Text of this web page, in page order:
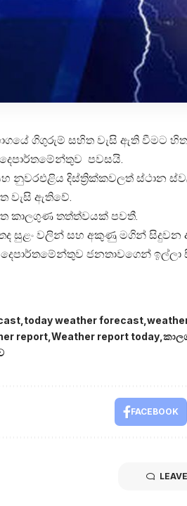
ගිගුරුම් සහිත වැසි ඇති වීමට
පවසයි.
නුවරඑළිය දිස්ත්‍රික්කවලත් ස්ථාන
වැසි ඇතිවේ.
කාලගුණ තත්ත්වයක් පවතී.
සුළං වලින් සහ අකුණු මගින්
ජනතාවගෙන් ඉල්ලා
today weather forecast
report Weather report today
FACEBOOK